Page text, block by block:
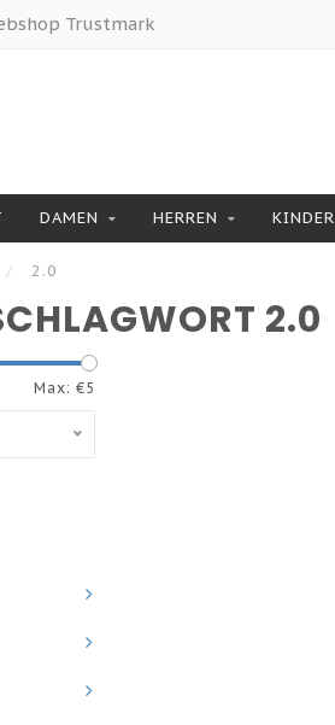
Trustmark
DAMEN HERREN KINDER
/ 2.0
2.0
Max: €5